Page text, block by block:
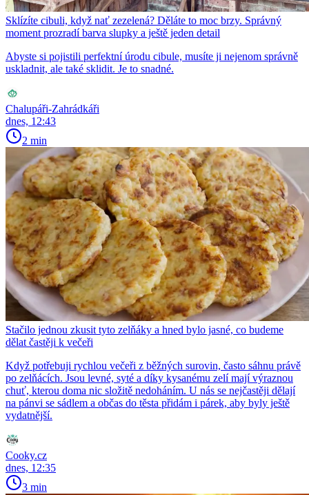
Sklízíte cibuli, když nať zezelená? Děláte to moc brzy. Správný
moment prozradí barva slupky a ještě jeden detail
Abyste si pojistili perfektní úrodu cibule, musíte ji nejenom správně
uskladnit, ale také sklidit. Je to snadné.
Chalupáři-Zahrádkáři
dnes, 12:43
2 min
Stačilo jednou zkusit tyto zelňáky a hned bylo jasné, co budeme
dělat častěji k večeři
Když potřebuji rychlou večeři z běžných surovin, často sáhnu právě
po zelňácích. Jsou levné, syté a díky kysanému zelí mají výraznou
chuť, kterou doma nic složitě nedoháním. U nás se nejčastěji dělají
na pánvi se sádlem a občas do těsta přidám i párek, aby byly ještě
vydatnější.
Cooky.cz
dnes, 12:35
3 min